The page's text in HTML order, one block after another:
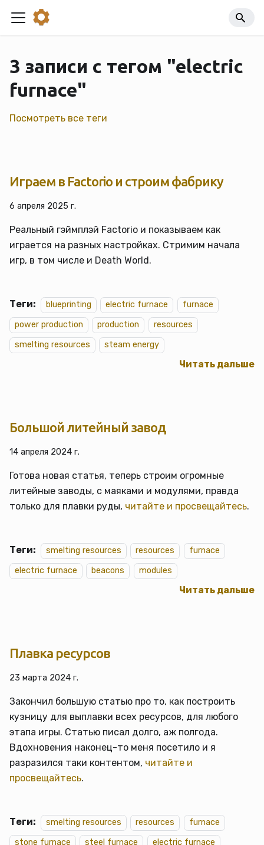
3 записи с тегом "electric
furnace"
Посмотреть все теги
Играем в Factorio и строим фабрику
6 апреля 2025 г.
Реальный гэймплэй Factorio и показываем как
играется на разных настройках. Стримим начала
игр, в том числе и Death World.
Теги: blueprinting electric furnace
furnace
power production
production
resources
smelting resources
steam energy
Читать дальше
Большой литейный завод
14 апреля 2024 г.
Готова новая статья, теперь строим огромные
литейные заводы, с маяками и модулями, правда
только для плавки руды, читайте и просвещайтесь.
Теги: smelting resources resources
furnace
electric furnace
beacons modules
Читать дальше
Плавка ресурсов
23 марта 2024 г.
Закончил большую статью про то, как построить
кузницу для выплавки всех ресурсов, для любого
этапа игры. Статью писал долго, аж полгода.
Вдохновения наконец-то меня посетило и я
разразился таки контентом, читайте и
просвещайтесь.
Теги: smelting resources resources
furnace
stone furnace
steel furnace electric furnace